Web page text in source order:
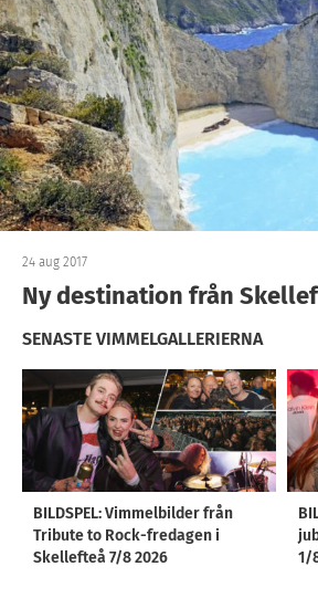
24 aug 2017
Ny destination från
SENASTE VIMMELGALLERIERNA
BILDSPEL: Vimmelbilder från
Tribute to Rock-fredagen i
Skellefteå 7/8 2026
1/